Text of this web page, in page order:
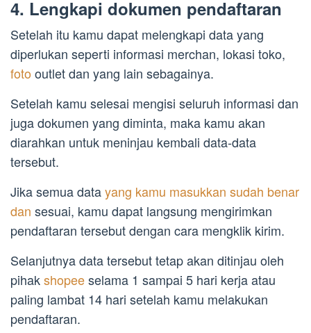
4. Lengkapi dokumen pendaftaran
Setelah itu kamu dapat melengkapi data yang
diperlukan seperti informasi merchan, lokasi toko,
foto outlet dan yang lain sebagainya.
Setelah kamu selesai mengisi seluruh informasi dan
juga dokumen yang diminta, maka kamu akan
diarahkan untuk meninjau kembali data-data
tersebut.
Jika semua datayang kamu masukkan sudah benar
dan sesuai, kamu dapat langsung mengirimkan
pendaftaran tersebut dengan cara mengklik kirim.
Selanjutnya data tersebut tetap akan ditinjau oleh
pihakshopeeselama 1 sampai 5 hari kerja atau
paling lambat 14 hari setelah kamu melakukan
pendaftaran.